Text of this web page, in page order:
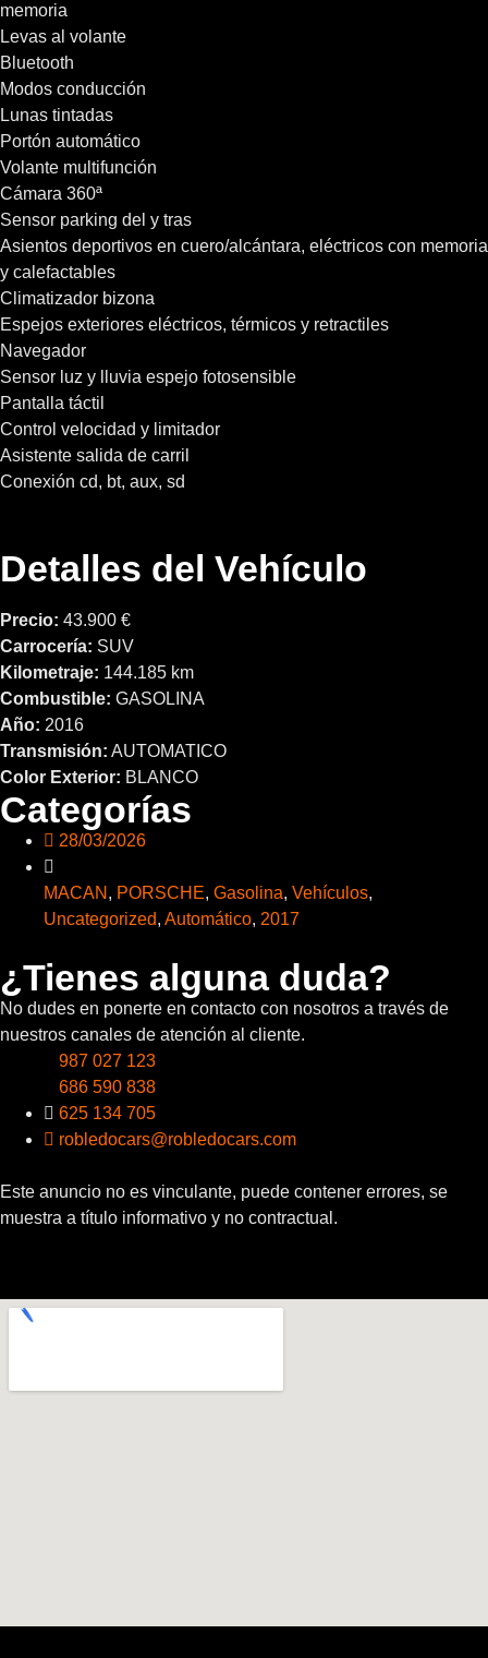
memoria
Levas al volante
Bluetooth
Modos conducción
Lunas tintadas
Portón automático
Volante multifunción
Cámara 360ª
Sensor parking del y tras
Asientos deportivos en cuero/alcántara, eléctricos con memoria
y calefactables
Climatizador bizona
Espejos exteriores eléctricos, térmicos y retractiles
Navegador
Sensor luz y lluvia espejo fotosensible
Pantalla táctil
Control velocidad y limitador
Asistente salida de carril
Conexión cd, bt, aux, sd
Detalles del Vehículo
Precio: 43.900 €
Carrocería: SUV
Kilometraje: 144.185 km
Combustible: GASOLINA
Año: 2016
Transmisión: AUTOMATICO
Color Exterior: BLANCO
Categorías
28/03/2026
MACAN , PORSCHE, Gasolina, Vehículos,
Uncategorized, Automático, 2017
¿Tienes alguna duda?
No dudes en ponerte en contacto con nosotros a través de
nuestros canales de atención al cliente.
987 027 123
686 590 838
625 134 705
robledocars@robledocars.com
Este anuncio no es vinculante, puede contener errores, se
muestra a título informativo y no contractual.